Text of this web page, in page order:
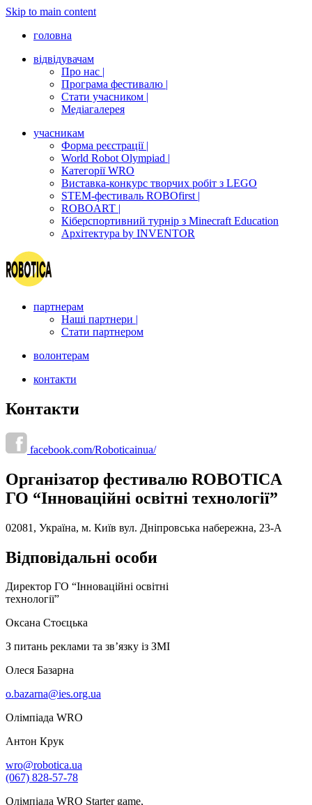
Skip to main content
головна
відвідувачам
Про нас |
Програма фестивалю |
Стати учасником |
Медіагалерея
учасникам
Форма реєстрації |
World Robot Olympiad |
Категорії WRO
Виставка-конкурс творчих робіт з LEGO
STEM-фестиваль ROBOfirst |
ROBOART |
Кіберспортивний турнір з Minecraft Education
Архітектура by INVENTOR
партнерам
Наші партнери |
Стати партнером
волонтерам
контакти
Контакти
facebook.com/Roboticainua/
Організатор фестивалю ROBOTICA
ГО “Інноваційні освітні технології”
02081, Україна, м. Київ вул. Дніпровська набережна, 23-А
Відповідальні особи
Директор ГО “Інноваційні освітні
технології”
Оксана Стоєцька
З питань реклами та зв’язку із ЗМІ
Олеся Базарна
o.bazarna@ies.org.ua
Олімпіада WRO
Антон Крук
wro@robotica.ua
(067) 828-57-78
Олімпіада WRO Starter game,